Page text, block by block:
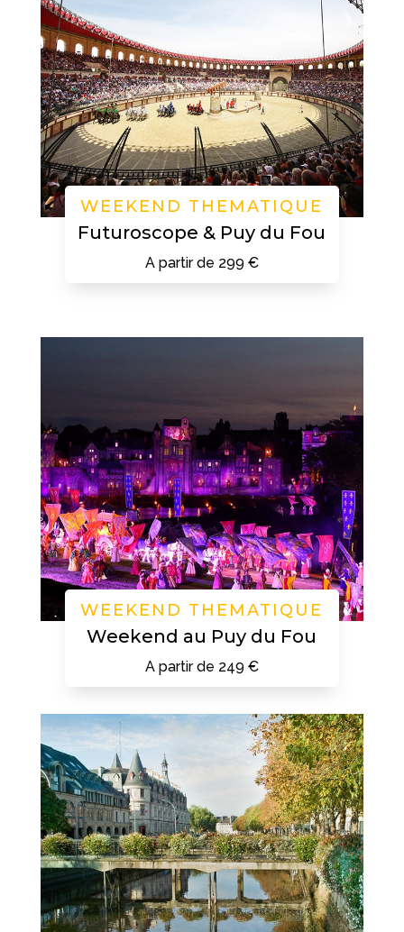
WEEKEND THEMATIQUE
Futuroscope & Puy du Fou
A partir de 299 €
WEEKEND THEMATIQUE
Weekend au Puy du Fou
A partir de 249 €